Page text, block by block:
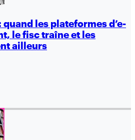
quand les plateformes d’e-
le fisc traîne et les
ailleurs